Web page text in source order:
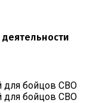
для бойцов СВО
для бойцов СВО